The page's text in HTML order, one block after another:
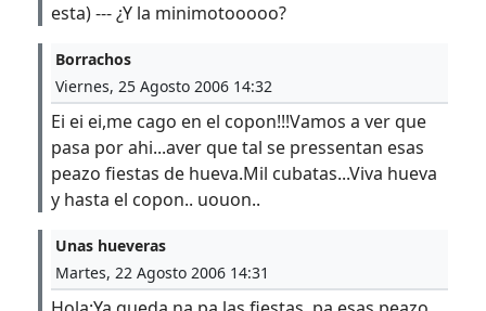
esta) --- ¿Y la minimotooooo?
Borrachos
Viernes, 25 Agosto 2006 14:32
Ei ei ei,me cago en el copon!!!Vamos a ver que
pasa por ahi...aver que tal se pressentan esas
peazo fiestas de hueva.Mil cubatas...Viva hueva
y hasta el copon.. uouon..
Unas hueveras
Martes, 22 Agosto 2006 14:31